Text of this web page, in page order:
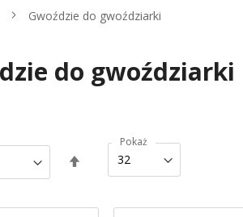
Gwoździe do gwoździarki
do gwoździarki
kierunek
Pokaż